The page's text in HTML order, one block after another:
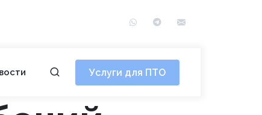
WhatsAppTelegram
Услуги для ПТО